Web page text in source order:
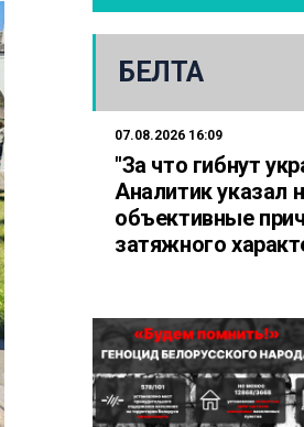
БЕЛТА
07.08.2026 16:09
"За что гибнут
Аналитик указал
объективные
затяжного